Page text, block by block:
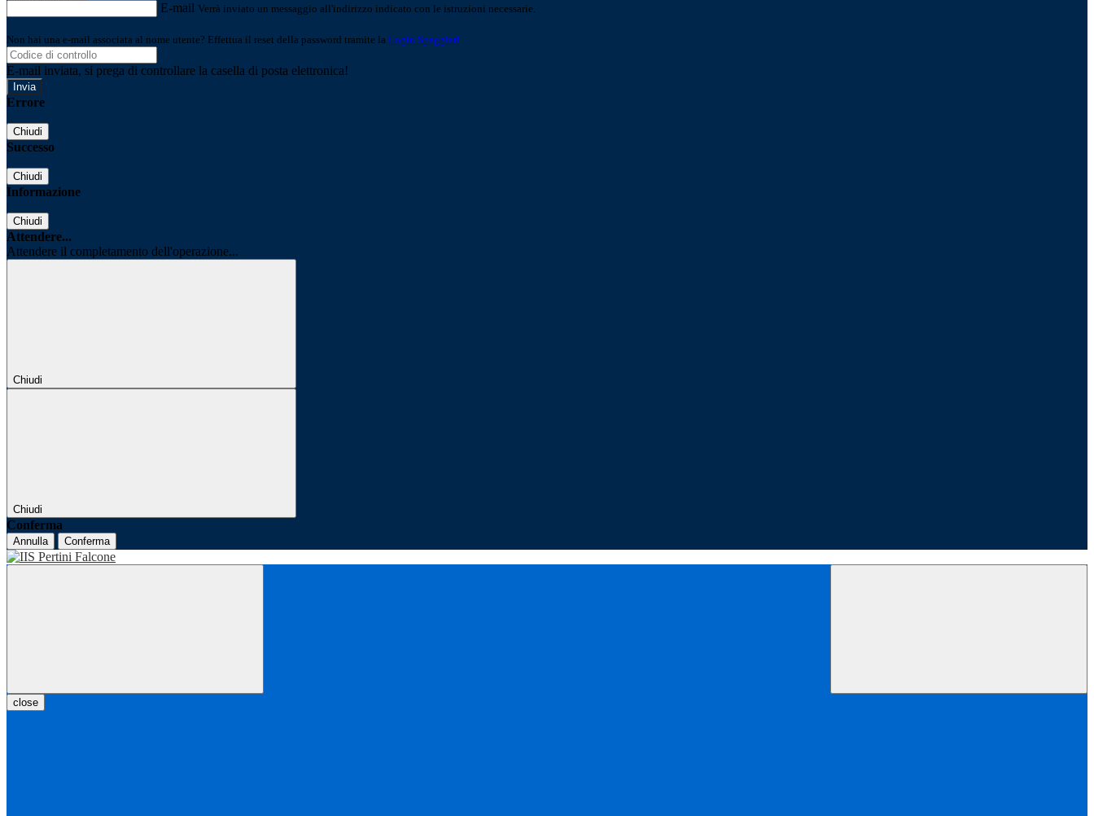
E-mail Verrà inviato un messaggio all'indirizzo indicato con le istruzioni necessarie.
Non hai una e-mail associata al nome utente? Effettua il reset della password tramite la Login Spaggiari
E-mail inviata, si prega di controllare la casella di posta elettronica!
Errore
Chiudi
Successo
Chiudi
Informazione
Chiudi
Attendere...
Attendere il completamento dell'operazione...
Chiudi
Chiudi
Conferma
Annulla Conferma
close